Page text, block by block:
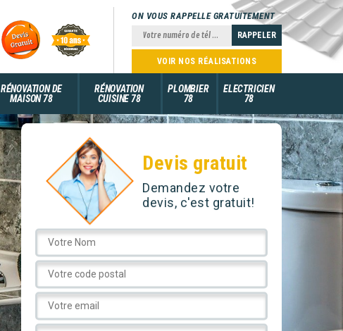
ON VOUS RAPPELLE GRATUITEMENT
VOIR NOS RÉALISATIONS
RÉNOVATION DE
MAISON 78
RÉNOVATION
CUISINE 78
PLOMBIER
78
ELECTRICIEN
78
Devis gratuit
Demandez votre
devis, c'est gratuit!